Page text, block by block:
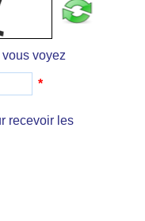
voyez
*
recevoir les